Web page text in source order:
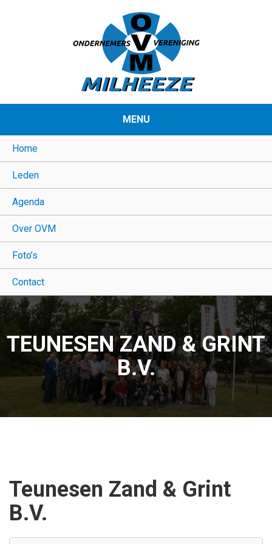
MENU
Home
Leden
Agenda
Over OVM
Foto’s
Contact
TEUNESEN ZAND & GRINT
B.V.
Teunesen Zand & Grint
B.V.